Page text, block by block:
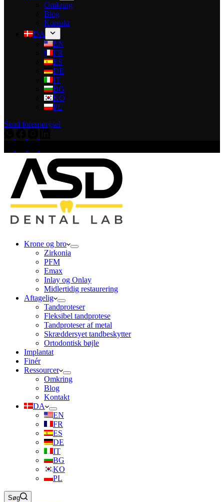
Omkring
Blog
Kontakt
DA
EN
FR
ES
DE
IT
BG
KO
PL
Send forespørgsel
Krone og bro
Zirkonia
PFM
Emax
Inlay og Onlay
Midlertidig restaurering
Aftagelig
Tandproteser
Fleksibel tandprotese
Tandproteser af metal
Skræddersyet tandbeskytter
Ortodontisk bøjle
Implantat
Finér
Ressourcer
Omkring
Blog
Kontakt
DA
EN
FR
ES
DE
IT
BG
KO
PL
Søg